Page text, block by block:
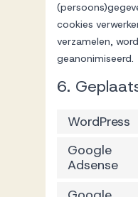
cookies
verzamelen,
geanonimiseerd.
6.
WordPress
Google
Adsense